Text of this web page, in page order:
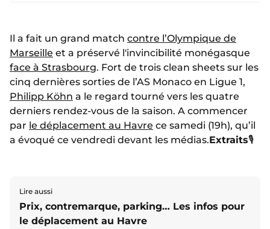
Il a fait un grand match contre l’Olympique de
Marseille et a préservé l'invincibilité monégasque
face à Strasbourg. Fort de trois clean sheets sur les
cinq dernières sorties de l’AS Monaco en Ligue 1,
Philipp Köhn a le regard tourné vers les quatre
derniers rendez-vous de la saison. A commencer
par le déplacement au Havre ce samedi (19h), qu’il
a évoqué ce vendredi devant les médias.Extraits🎙️
Lire aussi
Prix, contremarque, parking… Les infos pour
le déplacement au Havre